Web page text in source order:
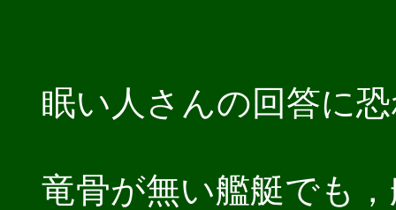
眠い人さんの回答に
竜骨が無い艦艇でも